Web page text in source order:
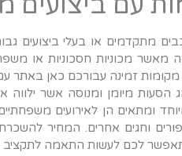
או בעלי ביצועים
מכוניות חסכוניות או
מושלמת עבור האנשים היקרים לכם. השכרת רכבי יוקרה 7
הסעות מיומן ומנוסה אשר
הן לאירועים משפחתיים
וחגים אחרים. המחיר
לכם לעשות התאמה